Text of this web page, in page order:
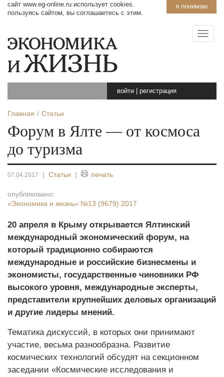
я понимаю
сайт www.eg-online.ru использует cookies.
пользуясь сайтом, вы соглашаетесь с этим.
войти регистрация
Главная Статьи
Форум в Ялте — от космоса
до туризма
07.04.2017 | Статьи | печать
опубликовано:
«Экономика и жизнь» №13 (9679) 2017
20 апреля в Крыму открывается Ялтинский
международный экономический форум, на
который традиционно собираются
международные и российские бизнесмены и
экономисты, государственные чиновники РФ
высокого уровня, международные эксперты,
представители крупнейших деловых организаций
и другие лидеры мнений.
Тематика дискуссий, в которых они принимают
участие, весьма разнообразна. Развитие
космических технологий обсудят на секционном
заседании «Космические исследования и